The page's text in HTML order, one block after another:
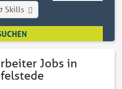
Skills
Jobs in